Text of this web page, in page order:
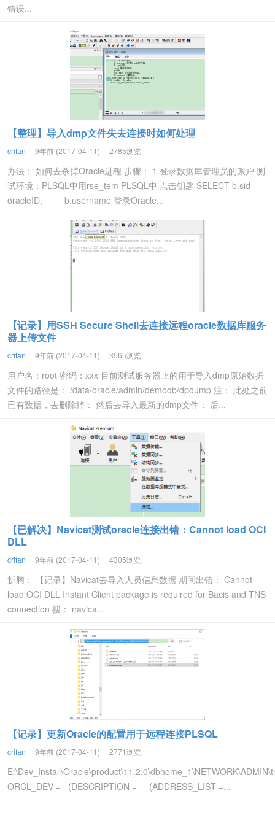
错误...
【整理】导入dmp文件失去连接时如何处理
crifan 9年前 (2017-04-11) 2785浏览
办法： 如何去杀掉Oracle进程 步骤： 1.登录数据库管理员的账户 测
试环境：PLSQL中用rse_tem PLSQL中 点击钥匙 SELECT b.sid
oracleID, b.username 登录Oracle...
【记录】用SSH Secure Shell去连接远程oracle数据库服务
器上传文件
crifan 9年前 (2017-04-11) 3565浏览
用户名：root 密码：xxx 目前测试服务器上的用于导入dmp原始数据
文件的路径是： /data/oracle/admin/demodb/dpdump 注： 此处之前
已有数据，去删除掉： 然后去导入最新的dmp文件： 后...
【已解决】Navicat测试oracle连接出错：Cannot load OCI
DLL
crifan 9年前 (2017-04-11) 4305浏览
折腾： 【记录】Navicat去导入人员信息数据 期间出错： Cannot
load OCI DLL Instant Client package is required for Bacis and TNS
connection 搜： navica...
【记录】更新Oracle的配置用于远程连接PLSQL
crifan 9年前 (2017-04-11) 2771浏览
ORCL_DEV = (DESCRIPTION = (ADDRESS_LIST =...